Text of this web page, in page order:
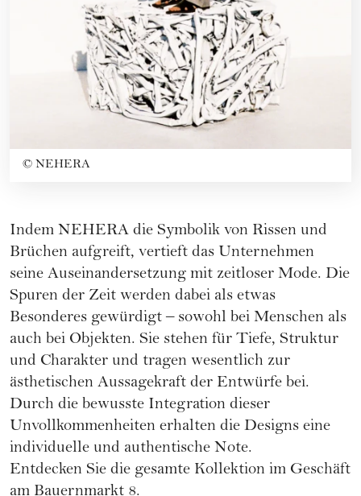
© NEHERA
Indem NEHERA die Symbolik von Rissen und
Brüchen aufgreift, vertieft das Unternehmen
seine Auseinandersetzung mit zeitloser Mode. Die
Spuren der Zeit werden dabei als etwas
Besonderes gewürdigt – sowohl bei Menschen als
auch bei Objekten. Sie stehen für Tiefe, Struktur
und Charakter und tragen wesentlich zur
ästhetischen Aussagekraft der Entwürfe bei.
Durch die bewusste Integration dieser
Unvollkommenheiten erhalten die Designs eine
individuelle und authentische Note.
Entdecken Sie die gesamte Kollektion im Geschäft
am Bauernmarkt 8.